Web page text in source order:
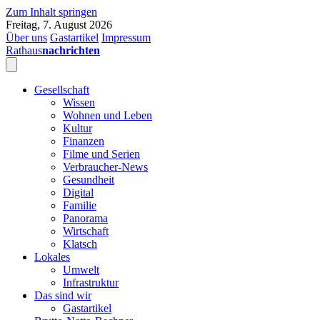
Zum Inhalt springen
Freitag, 7. August 2026
Über uns Gastartikel Impressum
Rathausnachrichten
Gesellschaft
Wissen
Wohnen und Leben
Kultur
Finanzen
Filme und Serien
Verbraucher-News
Gesundheit
Digital
Familie
Panorama
Wirtschaft
Klatsch
Lokales
Umwelt
Infrastruktur
Das sind wir
Gastartikel